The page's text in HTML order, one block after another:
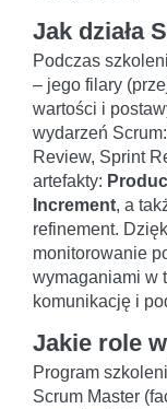
Jak działa
Podczas
– jego filary
wartości i
wydarzeń
Review, Sprint
artefakty:
Increment, a
refinement.
monitorowanie
wymaganiami w
komunikację i
Jakie role
Program
Scrum Master